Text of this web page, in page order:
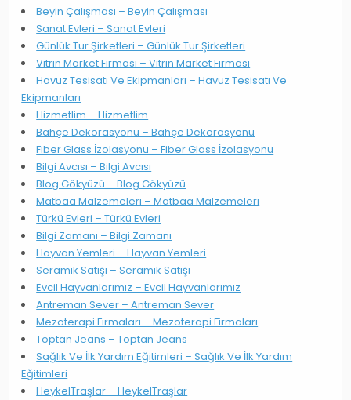
Beyin Çalışması – Beyin Çalışması
Sanat Evleri – Sanat Evleri
Günlük Tur Şirketleri – Günlük Tur Şirketleri
Vitrin Market Firması – Vitrin Market Firması
Havuz Tesisatı Ve Ekipmanları – Havuz Tesisatı Ve
Ekipmanları
Hizmetlim – Hizmetlim
Bahçe Dekorasyonu – Bahçe Dekorasyonu
Fiber Glass İzolasyonu – Fiber Glass İzolasyonu
Bilgi Avcısı – Bilgi Avcısı
Blog Gökyüzü – Blog Gökyüzü
Matbaa Malzemeleri – Matbaa Malzemeleri
Türkü Evleri – Türkü Evleri
Bilgi Zamanı – Bilgi Zamanı
Hayvan Yemleri – Hayvan Yemleri
Seramik Satışı – Seramik Satışı
Evcil Hayvanlarımız – Evcil Hayvanlarımız
Antreman Sever – Antreman Sever
Mezoterapi Firmaları – Mezoterapi Firmaları
Toptan Jeans – Toptan Jeans
Sağlık Ve İlk Yardım Eğitimleri – Sağlık Ve İlk Yardım
Eğitimleri
HeykelTraşlar – HeykelTraşlar